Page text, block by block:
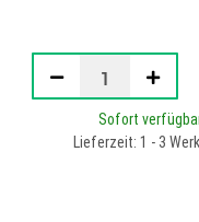
Sofort
Lieferzeit: 1 - 3